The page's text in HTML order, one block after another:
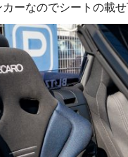
ーなのでシートの載